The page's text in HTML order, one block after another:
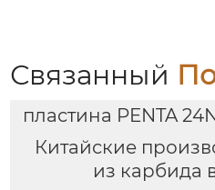
Связанный
пластина PENTA
Китайские
из карбида